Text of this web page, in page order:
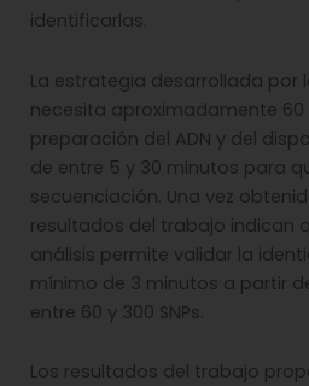
identificarlas.
La estrategia desarrollada por
necesita aproximadamente
preparación del ADN y del
de entre 5 y 30 minutos para
secuenciación. Una vez
resultados del trabajo indican
análisis permite validar la
mínimo de 3 minutos a partir
entre 60 y 300 SNPs.
Los resultados del trabajo